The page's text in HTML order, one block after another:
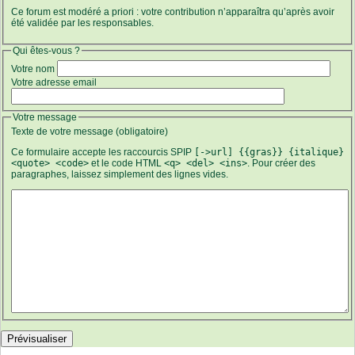
Ce forum est modéré a priori : votre contribution n’apparaîtra qu’après avoir
été validée par les responsables.
Qui êtes-vous ?
Votre nom
Votre adresse email
Votre message
Texte de votre message (obligatoire)
Ce formulaire accepte les raccourcis SPIP
[->url] {{gras}} {italique}
<quote> <code> et le code HTML <q> <del> <ins>. Pour créer des
paragraphes, laissez simplement des lignes vides.